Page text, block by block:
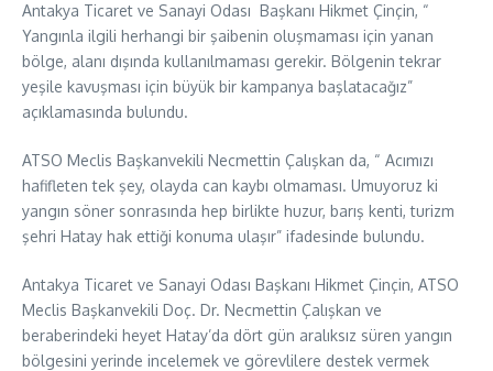
Antakya Ticaret ve Sanayi Odası Başkanı Hikmet Çinçin, “
Yangınla ilgili herhangi bir şaibenin oluşmaması için yanan
bölge, alanı dışında kullanılmaması gerekir. Bölgenin tekrar
yeşile kavuşması için büyük bir kampanya başlatacağız”
açıklamasında bulundu.
ATSO Meclis Başkanvekili Necmettin Çalışkan da, “ Acımızı
hafifleten tek şey, olayda can kaybı olmaması. Umuyoruz ki
yangın söner sonrasında hep birlikte huzur, barış kenti, turizm
şehri Hatay hak ettiği konuma ulaşır” ifadesinde bulundu.
Antakya Ticaret ve Sanayi Odası Başkanı Hikmet Çinçin, ATSO
Meclis Başkanvekili Doç. Dr. Necmettin Çalışkan ve
beraberindeki heyet Hatay’da dört gün aralıksız süren yangın
bölgesini yerinde incelemek ve görevlilere destek vermek